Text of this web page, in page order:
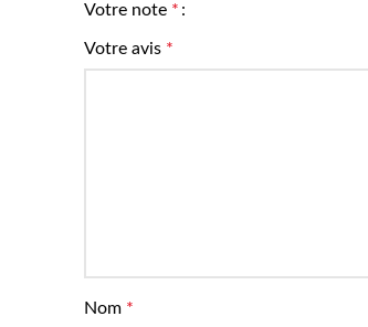
Votre note *
Votre avis *
Nom *